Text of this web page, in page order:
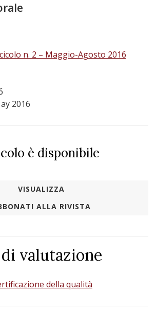
n. 2 – Maggio-Agosto 2016
2016
è disponibile
VISUALIZZA
ALLA RIVISTA
valutazione
della qualità